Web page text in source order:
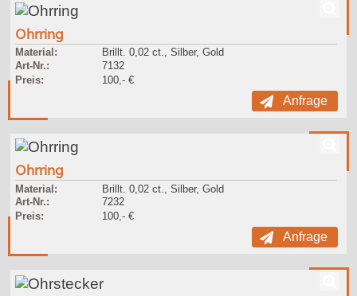
Ohrring
Material:
Brillt. 0,02 ct., Silber, Gold
Art-Nr.:
7132
Preis:
100,- €
Anfrage
Ohrring
Material:
Brillt. 0,02 ct., Silber, Gold
Art-Nr.:
7232
Preis:
100,- €
Anfrage